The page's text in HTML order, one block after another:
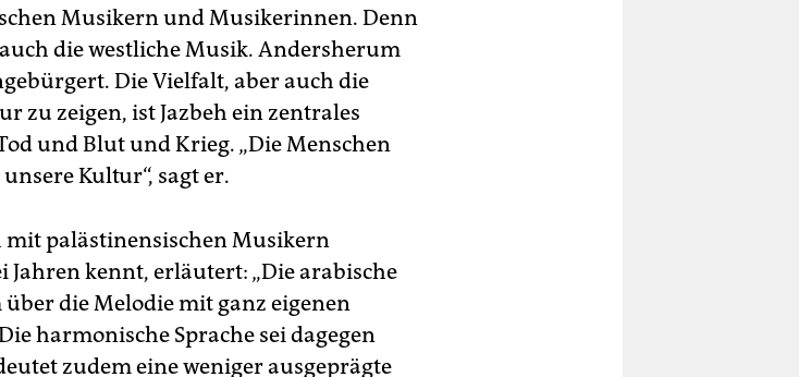
Musikern und Musikerinnen. Denn
die westliche Musik. Andersherum
Die Vielfalt, aber auch die
zu zeigen, ist Jazbeh ein zentrales
und Blut und Krieg. „Die Menschen
Kultur“, sagt er.
mit palästinensischen Musikern
Jahren kennt, erläutert: „Die arabische
die Melodie mit ganz eigenen
harmonische Sprache sei dagegen
zudem eine weniger ausgeprägte